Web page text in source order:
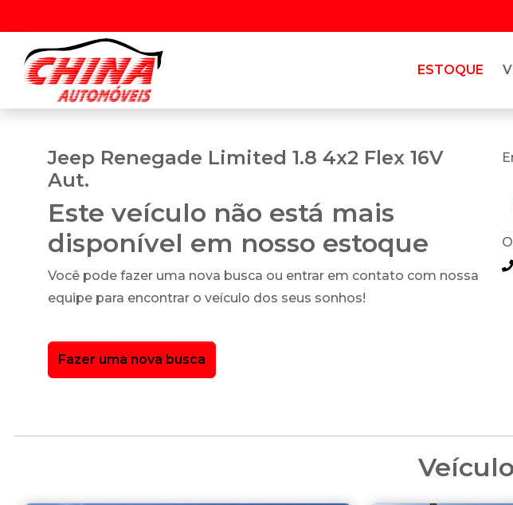
ESTOQUE
Jeep Renegade Limited 1.8 4x2 Flex 16V
Aut.
Este veículo não está mais
disponível em nosso estoque
Você pode fazer uma nova busca ou entrar em contato com nossa
equipe para encontrar o veículo dos seus sonhos!
Fazer uma nova busca